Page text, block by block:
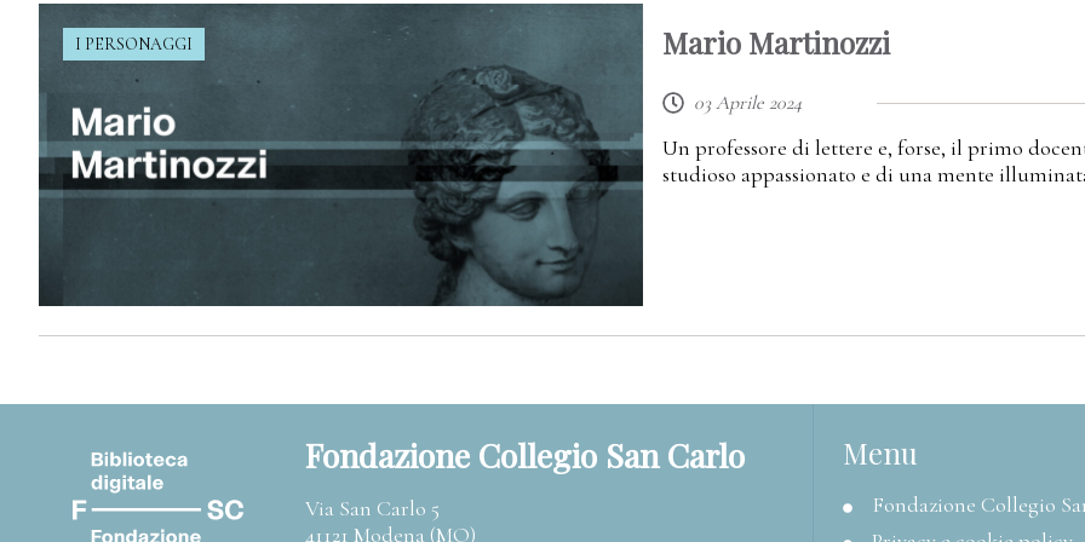
I PERSONAGGI Mario Martinozzi
03 Aprile 2024
Un professore di lettere e, forse, il primo
studioso appassionato e di una mente
Fondazione Collegio San Carlo
Via San Carlo 5
41121 Modena (MO)
Menu
Fondazione Collegio